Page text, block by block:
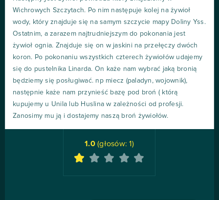
Wichrowych Szczytach. Po nim następuje kolej na żywioł
wody, który znajduje się na samym szczycie mapy Doliny Yss.
Ostatnim, a zarazem najtrudniejszym do pokonania jest
żywioł ognia. Znajduje się on w jaskini na przełęczy dwóch
koron. Po pokonaniu wszystkich czterech żywiołów udajemy
się do pustelnika Linarda. On każe nam wybrać jaką bronią
będziemy się posługiwać. np miecz (paladyn, wojownik),
następnie każe nam przynieść bazę pod broń ( którą
kupujemy u Unila lub Huslina w zależności od profesji.
Zanosimy mu ją i dostajemy naszą broń żywiołów.
1.0(głosów:1)